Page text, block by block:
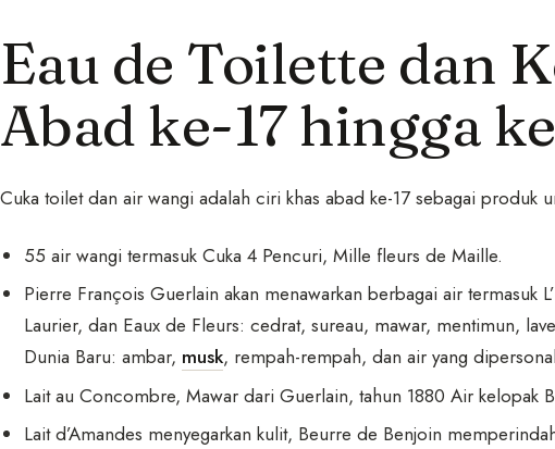
Eau de Toilette dan
Abad ke-17 hingga
Cuka toilet dan air wangi adalah ciri khas abad ke-17 sebagai produk
55 air wangi termasuk Cuka 4 Pencuri, Mille fleurs de Maille.
Pierre François Guerlain akan menawarkan berbagai air termasuk
Laurier, dan Eaux de Fleurs: cedrat, sureau, mawar, mentimun,
Dunia Baru: ambar, musk, rempah-rempah, dan air yang
Lait au Concombre, Mawar dari Guerlain, tahun 1880 Air kelopak
Lait d’Amandes menyegarkan kulit, Beurre de Benjoin